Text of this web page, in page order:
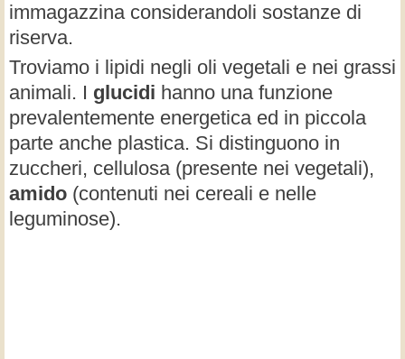
immagazzina considerandoli sostanze di
riserva.
Troviamo i lipidi negli oli vegetali e nei grassi
animali. I glucidi hanno una funzione
prevalentemente energetica ed in piccola
parte anche plastica. Si distinguono in
zuccheri, cellulosa (presente nei vegetali),
amido (contenuti nei cereali e nelle
leguminose).